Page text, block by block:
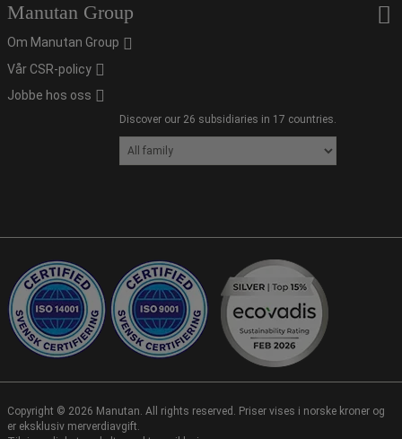
Manutan Group
Om Manutan Group
Vår CSR-policy
Jobbe hos oss
Discover our 26 subsidiaries in 17 countries.
Copyright © 2026 Manutan. All rights reserved. Priser vises i norske kroner og
er eksklusiv merverdiavgift.